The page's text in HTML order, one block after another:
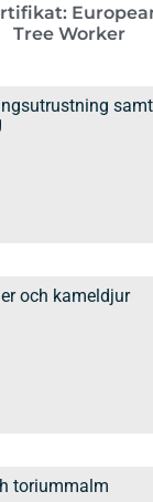
Tree Worker
och kameldjur
toriummalm